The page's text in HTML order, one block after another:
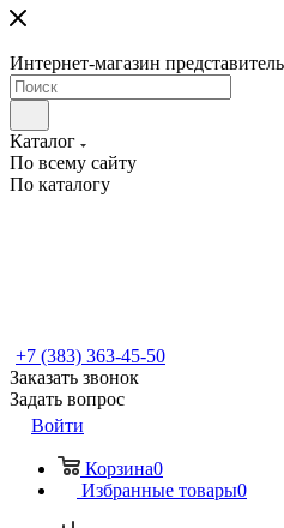
Интернет-магазин
Каталог
По всему сайту
По каталогу
+7 (383) 363-45-50
Заказать звонок
Задать вопрос
Войти
Корзина0
Избранные товары0